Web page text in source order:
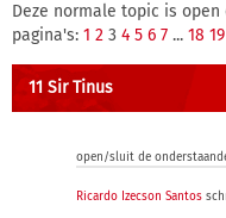
Deze normale topic is
pagina's: 1 2 3 4 5 6 7 ... 18 19
11 Sir Tinus
open/sluit de
Ricardo Izecson Santos